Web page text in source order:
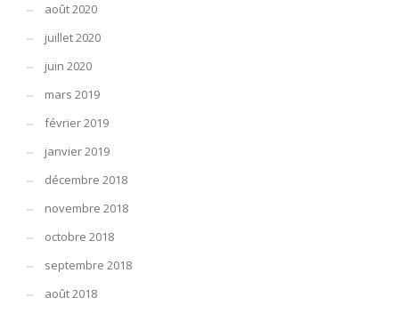
août 2020
juillet 2020
juin 2020
mars 2019
février 2019
janvier 2019
décembre 2018
novembre 2018
octobre 2018
septembre 2018
août 2018